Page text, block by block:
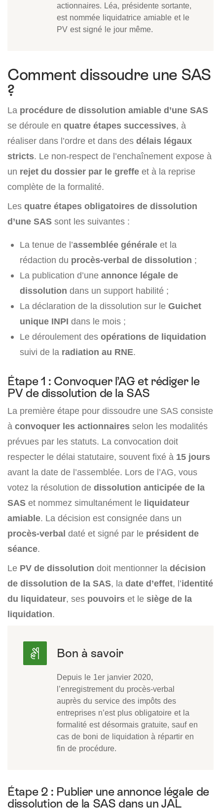
actionnaires. Léa, présidente sortante,
est nommée liquidatrice amiable et le
PV est signé le jour même.
Comment dissoudre une SAS
?
La procédure de dissolution amiable d’une SAS
se déroule en quatre étapes successives, à
réaliser dans l’ordre et dans des délais légaux
stricts. Le non-respect de l’enchaînement expose à
un rejet du dossier par le greffe et à la reprise
complète de la formalité.
Les quatre étapes obligatoires de dissolution
d’une SAS sont les suivantes :
La tenue de l’assemblée générale et la
rédaction du procès-verbal de dissolution ;
La publication d’une annonce légale de
dissolution dans un support habilité ;
La déclaration de la dissolution sur le Guichet
unique INPI dans le mois ;
Le déroulement des opérations de liquidation
suivi de la radiation au RNE.
Étape 1 : Convoquer l’AG et rédiger le
PV de dissolution de la SAS
La première étape pour dissoudre une SAS consiste
à convoquer les actionnaires selon les modalités
prévues par les statuts. La convocation doit
respecter le délai statutaire, souvent fixé à 15 jours
avant la date de l’assemblée. Lors de l’AG, vous
votez la résolution de dissolution anticipée de la
SAS et nommez simultanément le liquidateur
amiable. La décision est consignée dans un
procès-verbal daté et signé par le président de
séance.
Le PV de dissolution doit mentionner la décision
de dissolution de la SAS, la date d’effet, l’identité
du liquidateur, ses pouvoirs et le siège de la
liquidation.
Depuis le 1er janvier 2020,
l’enregistrement du procès-verbal
auprès du service des impôts des
entreprises n’est plus obligatoire et la
formalité est désormais gratuite, sauf en
cas de boni de liquidation à répartir en
fin de procédure.
Étape 2 : Publier une annonce légale de
dissolution de la SAS dans un JAL